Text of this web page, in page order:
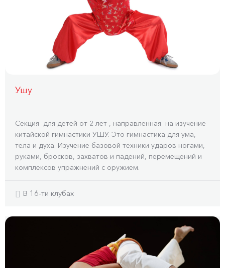
Ушу
Секция для детей от 2 лет , направленная на изучение
китайской гимнастики УШУ. Это гимнастика для ума,
тела и духа. Изучение базовой техники ударов ногами,
руками, бросков, захватов и падений, перемещений и
комплексов упражнений с оружием.
В 16-ти клубах